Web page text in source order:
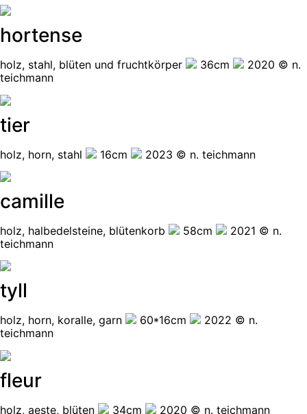
hortense
holz, stahl, blüten und fruchtkörper 36cm
2020 © n.
teichmann
tier
holz, horn, stahl 16cm 2023 © n. teichmann
camille
holz, halbedelsteine, blütenkorb 58cm
2021 © n.
teichmann
tyll
holz, horn, koralle, garn 60*16cm
2022 © n.
teichmann
fleur
holz, aeste, blüten 34cm 2020 © n. teichmann